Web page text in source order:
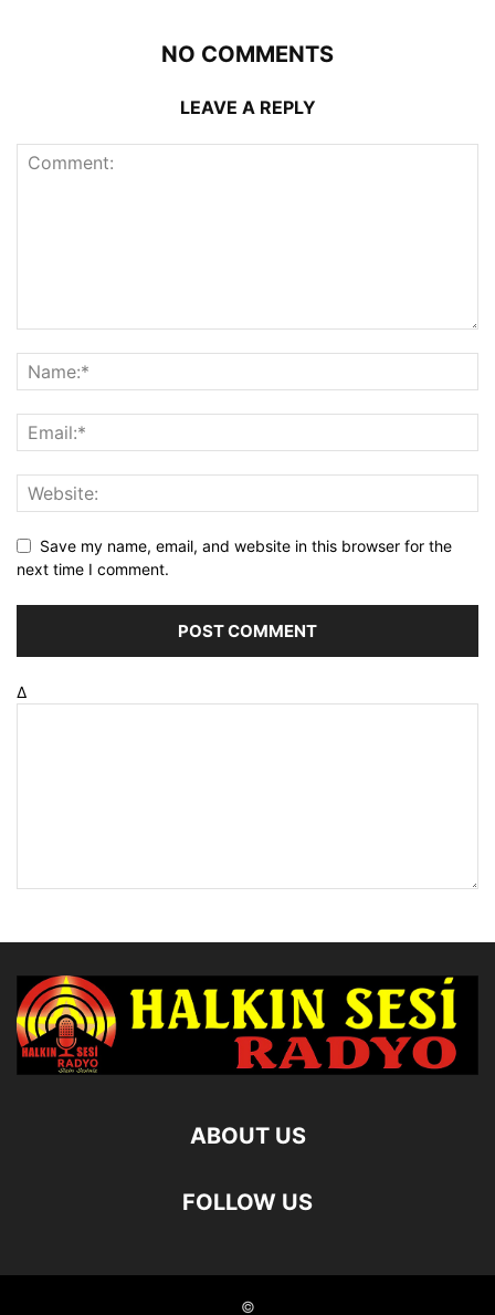
NO COMMENTS
LEAVE A REPLY
Save my name, email, and website in this browser for the
next time I comment.
Δ
ABOUT US
FOLLOW US
©